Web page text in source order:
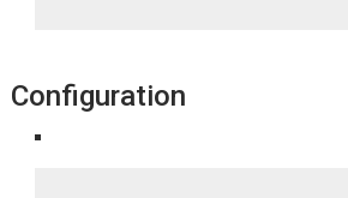
Configuration